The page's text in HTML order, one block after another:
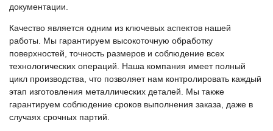
документации.
Качество является одним из ключевых аспектов нашей
работы. Мы гарантируем высокоточную обработку
поверхностей, точность размеров и соблюдение всех
технологических операций. Наша компания имеет полный
цикл производства, что позволяет нам контролировать каждый
этап изготовления металлических деталей. Мы также
гарантируем соблюдение сроков выполнения заказа, даже в
случаях срочных партий.